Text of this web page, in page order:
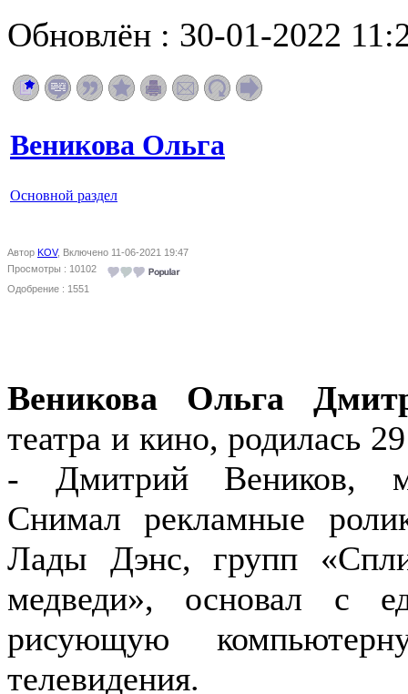
Обновлён : 30-01-2022
Веникова Ольга
Основной раздел
Автор KOV, Включено 11-06-2021 19:47
Просмотры : 10102
Одобрение : 1551
Веникова Ольга
театра и кино, родилась
- Дмитрий Веников,
Снимал рекламные
Лады Дэнс, групп
медведи», основал с
рисующую
телевидения.